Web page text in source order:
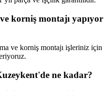
korniş montajı yapıyor
ve korniş montajı işleriniz için
ne kadar?